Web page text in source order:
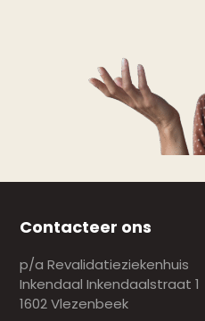
Contacteer ons
p/a Revalidatieziekenhuis
Inkendaal Inkendaalstraat 1
1602 Vlezenbeek